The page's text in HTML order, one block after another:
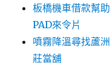
板橋機車借款幫
PAD來令片
噴霧降溫尋找蘆
莊當舖